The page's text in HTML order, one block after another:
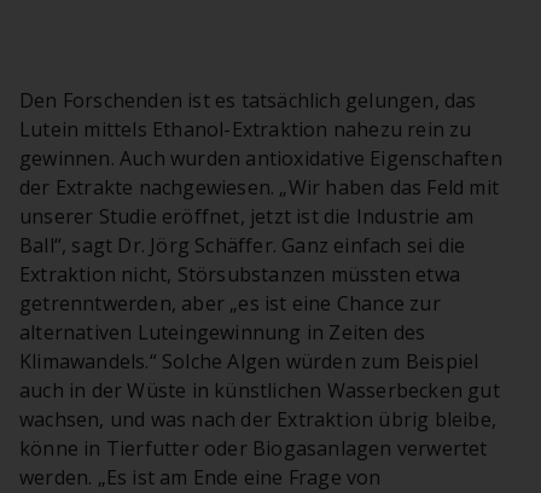
Den Forschenden ist es tatsächlich gelungen, das
Lutein mittels Ethanol-Extraktion nahezu rein zu
gewinnen. Auch wurden antioxidative Eigenschaften
der Extrakte nachgewiesen. „Wir haben das Feld mit
unserer Studie eröffnet, jetzt ist die Industrie am
Ball“, sagt Dr. Jörg Schäffer. Ganz einfach sei die
Extraktion nicht, Störsubstanzen müssten etwa
getrenntwerden, aber „es ist eine Chance zur
alternativen Luteingewinnung in Zeiten des
Klimawandels.“ Solche Algen würden zum Beispiel
auch in der Wüste in künstlichen Wasserbecken gut
wachsen, und was nach der Extraktion übrig bleibe,
könne in Tierfutter oder Biogasanlagen verwertet
werden. „Es ist am Ende eine Frage von